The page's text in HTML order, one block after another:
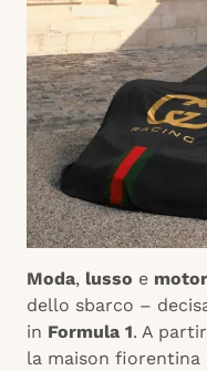
Moda, lusso e
dello sbarco –
in Formula 1. A
la maison fiorentina